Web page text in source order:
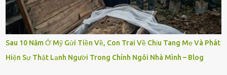
Sau 10 Năm Ở Mỹ Gửi Tiền Về, Con Trai Về Chịu Tang Mẹ Và Phát
Hiện Sự Thật Lạnh Người Trong Chính Ngôi Nhà Mình – Blog